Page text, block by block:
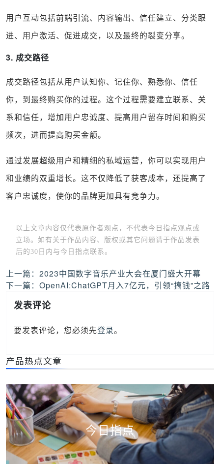
用户互动包括前端引流、内容输出、信任建立、分类跟
进、用户激活、促进成交，以及最终的裂变分享。
3. 成交路径
成交路径包括从用户认知你、记住你、熟悉你、信任
你，到最终购买你的过程。这个过程需要建立联系、关
系和信任，增加用户忠诚度、提高用户留存时间和购买
频次，进而提高购买金额。
通过发展超级用户和精细的私域运营，你可以实现用户
和业绩的双重增长。这不仅降低了获客成本，还提高了
客户忠诚度，使你的品牌更加具有竞争力。
以上文章内容仅代表原作者观点，不代表今日指点观点或
立场。如有关于作品内容、版权或其它问题请于作品发表
后的30日内与今日指点联系。
文
章
上一篇： 2023中国数字音乐产业大会在厦门盛大开幕
下一篇： OpenAI:ChatGPT月入7亿元，引领“搞钱”之路
发表评论
要发表评论，您必须先登录。
产品热点文章
今日指点